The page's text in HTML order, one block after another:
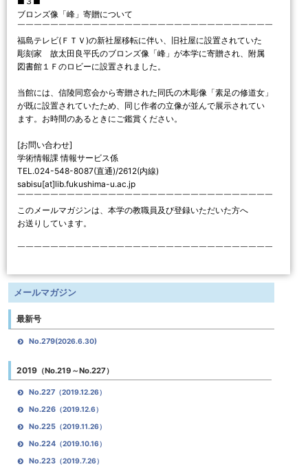
ブロンズ像「峰」寄贈について
￣￣￣￣￣￣￣￣￣￣￣￣￣￣￣￣￣￣￣￣￣￣￣￣￣￣￣￣￣￣￣
福島テレビ(ＦＴＶ)の新社屋移転に伴い、旧社屋に設置されていた
彫刻家 故太田良平氏のブロンズ像「峰」が本学に寄贈され、附属
図書館１Ｆのロビーに設置されました。
当館には、信陵同窓会から寄贈された同氏の木彫像「素足の修道女」
が既に設置されていたため、同じ作者の立像が並んで展示されてい
ます。お時間のあるときにご鑑賞ください。
[お問い合わせ]
学術情報課 情報サービス係
TEL.024-548-8087(直通)/2612(内線)
sabisu[at]lib.fukushima-u.ac.jp
￣￣￣￣￣￣￣￣￣￣￣￣￣￣￣￣￣￣￣￣￣￣￣￣￣￣￣￣￣￣￣
このメールマガジンは、本学の教職員及び登録いただいた方へ
お送りしています。
￣￣￣￣￣￣￣￣￣￣￣￣￣￣￣￣￣￣￣￣￣￣￣￣￣￣￣￣￣￣￣
メールマガジン
最新号
No.279(2026.6.30)
2019（No.219～No.227）
No.227（2019.12.26）
No.226（2019.12.6）
No.225（2019.11.26）
No.224（2019.10.16）
No.223（2019.7.26）